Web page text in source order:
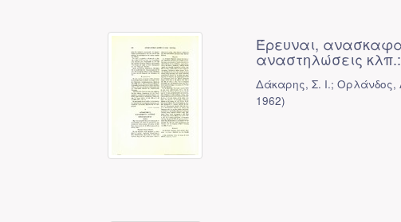
Έρευναι,
αναστηλώσεις
Δάκαρης, Σ. Ι.; Ορλάνδος,
1962)